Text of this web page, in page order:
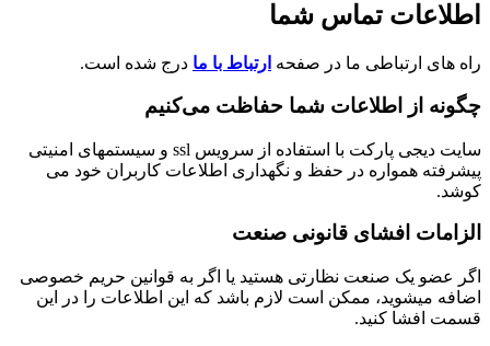
تماس شما
های ارتباطی ما در صفحه ارتباط با ما درج شده است.
از اطلاعات شما حفاظت می‌کنیم
سایت دیجی پارکت با استفاده از سرویس ssl و سیستمهای امنیتی
همواره در حفظ و نگهداری اطلاعات کاربران خود می
افشای قانونی صنعت
عضو یک صنعت نظارتی هستید یا اگر به قوانین حریم خصوصی
میشوید، ممکن است لازم باشد که این اطلاعات را در این
افشا کنید.